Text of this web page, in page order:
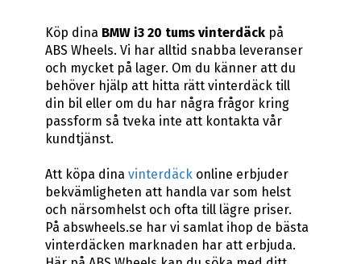
Köp dina BMW i3 20 tums vinterdäck på
ABS Wheels. Vi har alltid snabba leveranser
och mycket på lager. Om du känner att du
behöver hjälp att hitta rätt vinterdäck till
din bil eller om du har några frågor kring
passform så tveka inte att kontakta vår
kundtjänst.
Att köpa dinavinterdäck online erbjuder
bekvämligheten att handla var som helst
och närsomhelst och ofta till lägre priser.
På abswheels.se har vi samlat ihop de bästa
vinterdäcken marknaden har att erbjuda.